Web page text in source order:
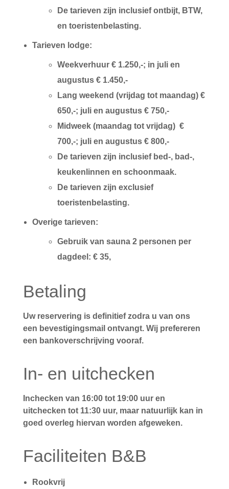
De tarieven zijn inclusief ontbijt, BTW,
en toeristenbelasting.
Tarieven lodge:
Weekverhuur € 1.250,-; in juli en
augustus € 1.450,-
Lang weekend (vrijdag tot maandag) €
650,-; juli en augustus € 750,-
Midweek (maandag tot vrijdag) €
700,-; juli en augustus € 800,-
De tarieven zijn inclusief bed-, bad-,
keukenlinnen en schoonmaak.
De tarieven zijn exclusief
toeristenbelasting.
Overige tarieven:
Gebruik van sauna 2 personen per
dagdeel: € 35,
Betaling
Uw reservering is definitief zodra u van ons
een bevestigingsmail ontvangt. Wij prefereren
een bankoverschrijving vooraf.
In- en uitchecken
Inchecken van 16:00 tot 19:00 uur en
uitchecken tot 11:30 uur, maar natuurlijk kan in
goed overleg hiervan worden afgeweken.
Faciliteiten B&B
Rookvrij